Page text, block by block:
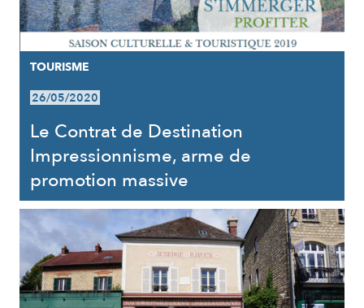
TOURISME
26/05/2020
Le Contrat de Destination
Impressionnisme, arme de
promotion massive